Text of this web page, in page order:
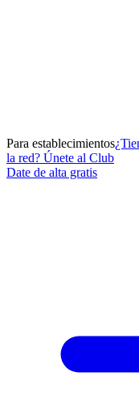
Para establecimientos
la red? Únete al Club
Date de alta gratis